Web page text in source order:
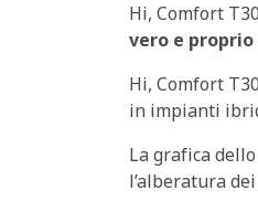
Hi, Comfort
vero e
Hi, Comfort
in impianti
La grafica
l’alberatura